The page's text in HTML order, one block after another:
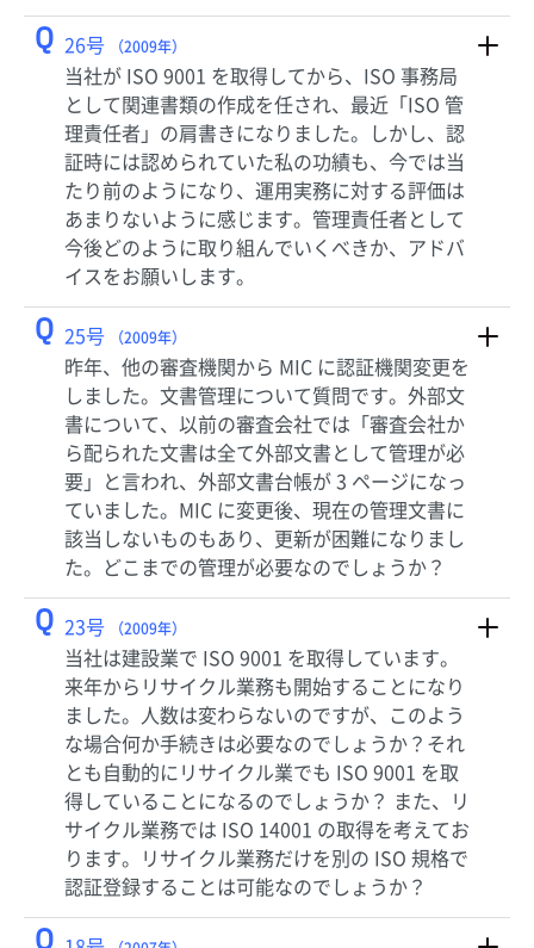
Q 26号 （2009年）
当社が ISO 9001 を取得してから、ISO 事務局
として関連書類の作成を任され、最近「ISO 管
理責任者」の肩書きになりました。しかし、認
証時には認められていた私の功績も、今では当
たり前のようになり、運用実務に対する評価は
あまりないように感じます。管理責任者として
今後どのように取り組んでいくべきか、アドバ
イスをお願いします。
Q 25号 （2009年）
昨年、他の審査機関から MIC に認証機関変更を
しました。文書管理について質問です。外部文
書について、以前の審査会社では「審査会社か
ら配られた文書は全て外部文書として管理が必
要」と言われ、外部文書台帳が 3 ページになっ
ていました。MIC に変更後、現在の管理文書に
該当しないものもあり、更新が困難になりまし
た。どこまでの管理が必要なのでしょうか？
Q 23号 （2009年）
当社は建設業で ISO 9001 を取得しています。
来年からリサイクル業務も開始することになり
ました。人数は変わらないのですが、このよう
な場合何か手続きは必要なのでしょうか？それ
とも自動的にリサイクル業でも ISO 9001 を取
得していることになるのでしょうか？ また、リ
サイクル業務では ISO 14001 の取得を考えてお
ります。リサイクル業務だけを別の ISO 規格で
認証登録することは可能なのでしょうか？